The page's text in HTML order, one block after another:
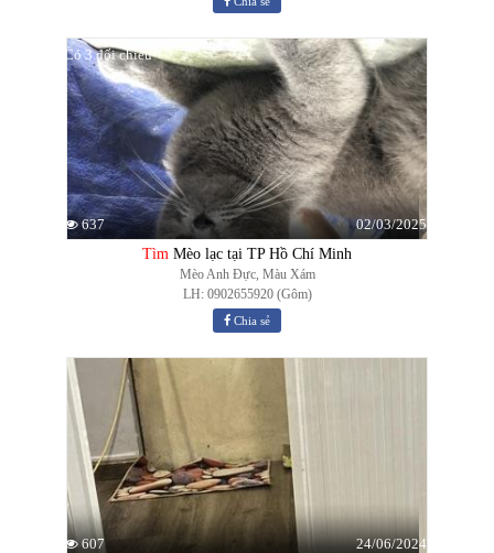
637 02/03/2025
Có 3 đối chiếu
Tìm Mèo lạc tại TP Hồ Chí Minh
Mèo Anh Đực, Màu Xám
LH: 0902655920 (Gôm)
Chia sẻ
607
24/06/2024